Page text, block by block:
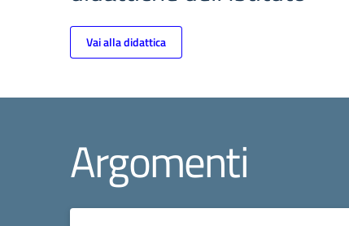
Vai alla didattica
Argomenti